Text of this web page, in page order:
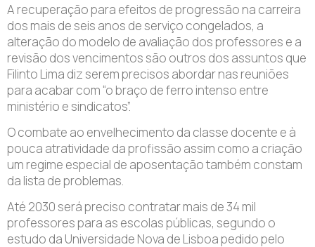
A recuperação para efeitos de progressão na carreira
dos mais de seis anos de serviço congelados, a
alteração do modelo de avaliação dos professores e a
revisão dos vencimentos são outros dos assuntos que
Filinto Lima diz serem precisos abordar nas reuniões
para acabar com “o braço de ferro intenso entre
ministério e sindicatos”.
O combate ao envelhecimento da classe docente e à
pouca atratividade da profissão assim como a criação
um regime especial de aposentação também constam
da lista de problemas.
Até 2030 será preciso contratar mais de 34 mil
professores para as escolas públicas, segundo o
estudo da Universidade Nova de Lisboa pedido pelo